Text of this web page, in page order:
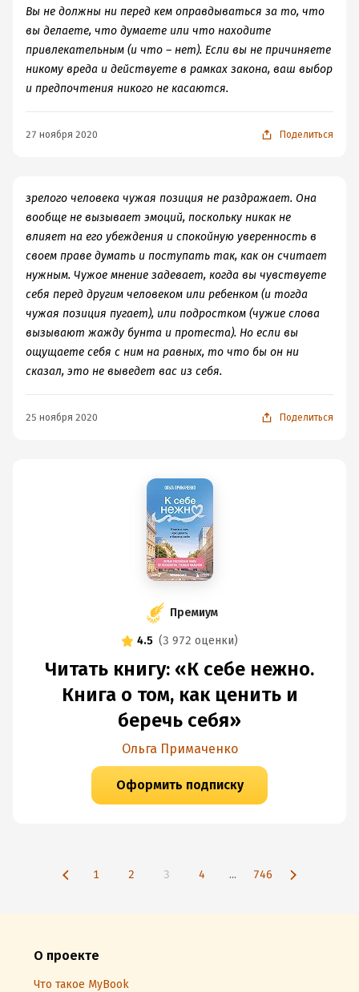
Вы не должны ни перед кем оправдываться за то, что
вы делаете, что думаете или что находите
привлекательным (и что – нет). Если вы не причиняете
никому вреда и действуете в рамках закона, ваш выбор
и предпочтения никого не касаются.
27 ноября 2020 Поделиться
зрелого человека чужая позиция не раздражает. Она
вообще не вызывает эмоций, поскольку никак не
влияет на его убеждения и спокойную уверенность в
своем праве думать и поступать так, как он считает
нужным. Чужое мнение задевает, когда вы чувствуете
себя перед другим человеком или ребенком (и тогда
чужая позиция пугает), или подростком (чужие слова
вызывают жажду бунта и протеста). Но если вы
ощущаете себя с ним на равных, то что бы он ни
сказал, это не выведет вас из себя.
25 ноября 2020 Поделиться
Премиум
4.5 (3 972 оценки)
Читать книгу: «К себе нежно.
Книга о том, как ценить и
беречь себя»
Ольга Примаченко
Оформить подписку
1 2 3 4 ... 746
О проекте
Что такое MyBook